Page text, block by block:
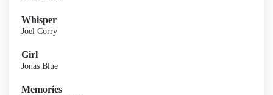
Whisper
Joel Corry
Girl
Jonas Blue
Memories